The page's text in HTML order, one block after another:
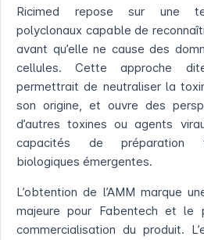
Ricimed repose sur une
polyclonaux capable de
avant qu’elle ne cause des
cellules. Cette approche
permettrait de neutraliser la
son origine, et ouvre des
d’autres toxines ou agents
capacités de préparation
biologiques émergentes.
L’obtention de l’AMM marque
majeure pour Fabentech et
commercialisation du produit.